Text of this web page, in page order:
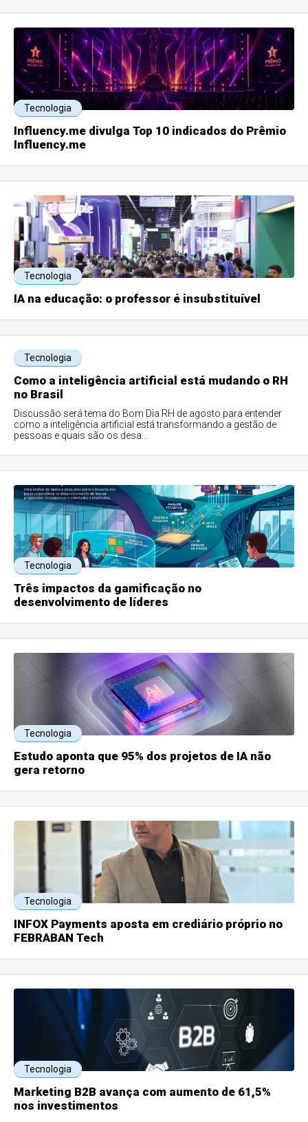
Tecnologia
Influency.me divulga Top 10 indicados do Prêmio
Influency.me
Tecnologia
IA na educação: o professor é insubstituível
Tecnologia
Como a inteligência artificial está mudando o RH
no Brasil
Discussão será tema do Bom Dia RH de agosto para entender
como a inteligência artificial está transformando a gestão de
pessoas e quais são os desa...
Tecnologia
Três impactos da gamificação no
desenvolvimento de líderes
Tecnologia
Estudo aponta que 95% dos projetos de IA não
gera retorno
Tecnologia
INFOX Payments aposta em crediário próprio no
FEBRABAN Tech
Tecnologia
Marketing B2B avança com aumento de 61,5%
nos investimentos